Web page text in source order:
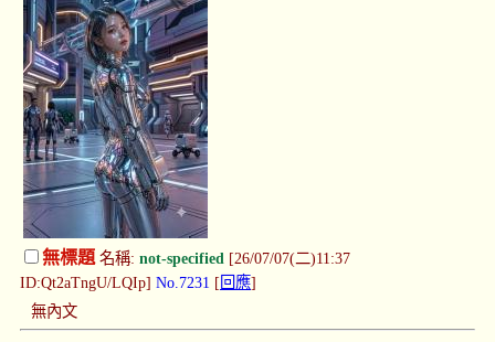
無標題名稱: not-specified [26/07/07(二)11:37
ID:Qt2aTngU/LQIp] No.7231 [ 回應]
無內文